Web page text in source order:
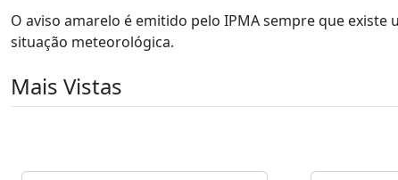
O aviso amarelo é emitido pelo IPMA sempre que
situação meteorológica.
Mais Vistas